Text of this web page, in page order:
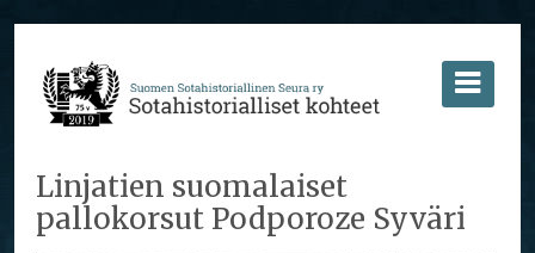
Linjatien suomalaiset
pallokorsut Podporoze Syväri